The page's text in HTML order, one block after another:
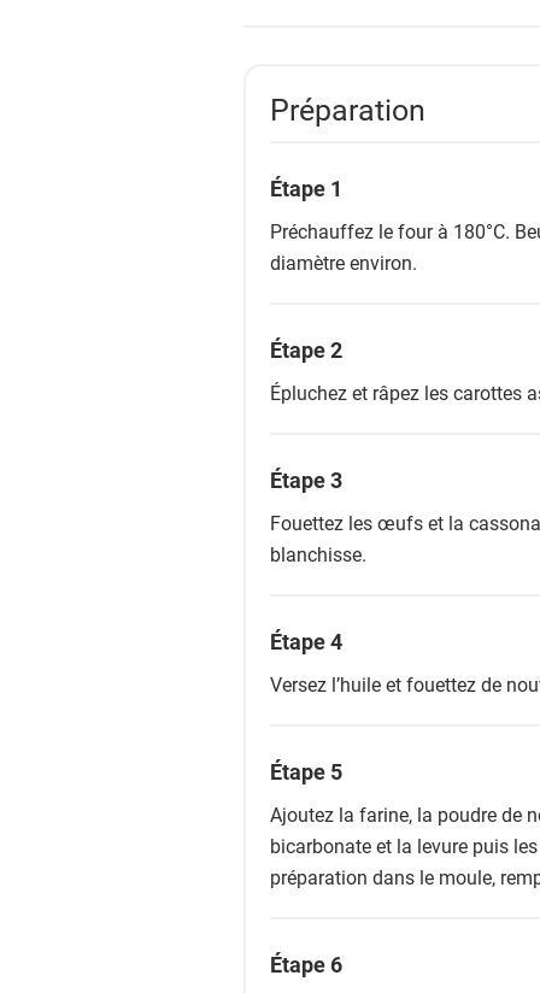
Préparation
Étape 1
Préchauffez le four à 180°C.
diamètre environ.
Étape 2
Épluchez et râpez les carottes
Étape 3
Fouettez les œufs et la
blanchisse.
Étape 4
Versez l’huile et fouettez de
Étape 5
Ajoutez la farine, la poudre de
bicarbonate et la levure puis
préparation dans le moule,
Étape 6